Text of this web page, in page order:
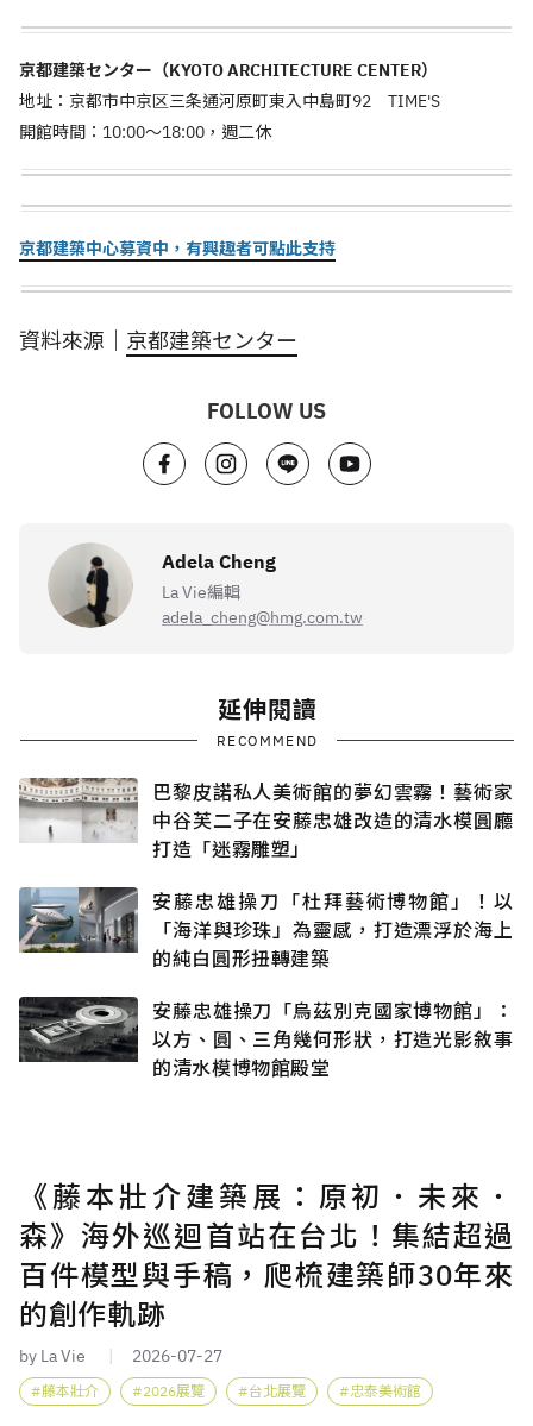
京都建築センター（KYOTO ARCHITECTURE CENTER）
地址：京都市中京区三条通河原町東入中島町92 TIME'S
開館時間：10:00～18:00，週二休
京都建築中心募資中，有興趣者可點此支持
資料來源｜ 京都建築センター
FOLLOW US
Adela Cheng
La Vie編輯
adela_cheng@hmg.com.tw
延伸閱讀
RECOMMEND
巴黎皮諾私人美術館的夢幻雲霧！藝術家
中谷芙二子在安藤忠雄改造的清水模圓廳
打造「迷霧雕塑」
安藤忠雄操刀「杜拜藝術博物館」！以
「海洋與珍珠」為靈感，打造漂浮於海上
的純白圓形扭轉建築
安藤忠雄操刀「烏茲別克國家博物館」：
以方、圓、三角幾何形狀，打造光影敘事
的清水模博物館殿堂
《藤本壯介建築展：原初．未來．
森》海外巡迴首站在台北！集結超過
百件模型與手稿，爬梳建築師30年來
的創作軌跡
by La Vie 2026-07-27
藤本壯介 2026展覽 台北展覽 忠泰美術館